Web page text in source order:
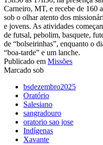
Carneiro, MT, e recebe de 160
sob o olhar atento dos
e jovens. As atividades
de futsal, pebolim, basquete,
de “bolseirinhas”, enquanto o
“boa-tarde” e um lanche.
Publicado em Missões
Marcado sob
bsdezembro2025
Oratório
Salesiano
sangradouro
oratorio sao jose
Indígenas
Xavante